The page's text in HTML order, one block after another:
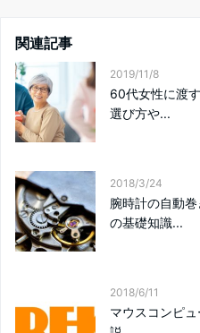
関連記事
2019/11/8
60代女性に渡
選び方や...
2018/3/24
腕時計の自動
の基礎知識...
2018/6/11
マウスコンピ